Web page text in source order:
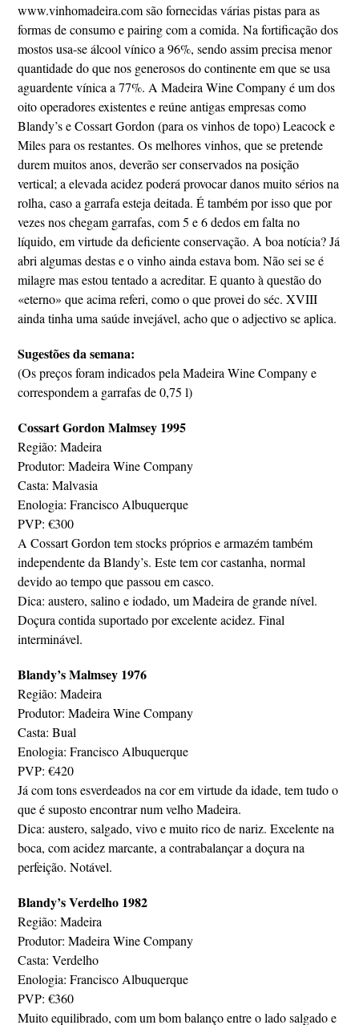
www.vinhomadeira.com são fornecidas várias pistas para as
formas de consumo e pairing com a comida. Na fortificação dos
mostos usa-se álcool vínico a 96%, sendo assim precisa menor
quantidade do que nos generosos do continente em que se usa
aguardente vínica a 77%. A Madeira Wine Company é um dos
oito operadores existentes e reúne antigas empresas como
Blandy’s e Cossart Gordon (para os vinhos de topo) Leacock e
Miles para os restantes. Os melhores vinhos, que se pretende
durem muitos anos, deverão ser conservados na posição
vertical; a elevada acidez poderá provocar danos muito sérios na
rolha, caso a garrafa esteja deitada. É também por isso que por
vezes nos chegam garrafas, com 5 e 6 dedos em falta no
líquido, em virtude da deficiente conservação. A boa notícia? Já
abri algumas destas e o vinho ainda estava bom. Não sei se é
milagre mas estou tentado a acreditar. E quanto à questão do
«eterno» que acima referi, como o que provei do séc. XVIII
ainda tinha uma saúde invejável, acho que o adjectivo se aplica.
Sugestões da semana:
(Os preços foram indicados pela Madeira Wine Company e
correspondem a garrafas de 0,75 l)
Cossart Gordon Malmsey 1995
Região: Madeira
Produtor: Madeira Wine Company
Casta: Malvasia
Enologia: Francisco Albuquerque
PVP: €300
A Cossart Gordon tem stocks próprios e armazém também
independente da Blandy’s. Este tem cor castanha, normal
devido ao tempo que passou em casco.
Dica: austero, salino e iodado, um Madeira de grande nível.
Doçura contida suportado por excelente acidez. Final
interminável.
Blandy’s Malmsey 1976
Região: Madeira
Produtor: Madeira Wine Company
Casta: Bual
Enologia: Francisco Albuquerque
PVP: €420
Já com tons esverdeados na cor em virtude da idade, tem tudo o
que é suposto encontrar num velho Madeira.
Dica: austero, salgado, vivo e muito rico de nariz. Excelente na
boca, com acidez marcante, a contrabalançar a doçura na
perfeição. Notável.
Blandy’s Verdelho 1982
Região: Madeira
Produtor: Madeira Wine Company
Casta: Verdelho
Enologia: Francisco Albuquerque
PVP: €360
Muito equilibrado, com um bom balanço entre o lado salgado e